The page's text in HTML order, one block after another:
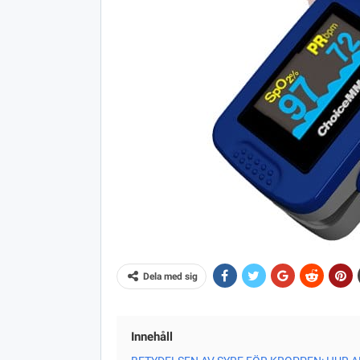
Dela med sig
Innehåll